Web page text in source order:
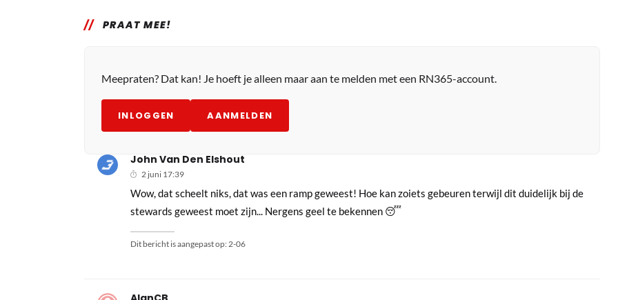
PRAAT MEE!
Meepraten? Dat kan! Je hoeft je alleen maar aan te melden met een RN365-account.
INLOGGEN AANMELDEN
John Van Den Elshout
2 juni 17:39
Wow, dat scheelt niks, dat was een ramp geweest! Hoe kan zoiets gebeuren terwijl dit duidelijk bij de
stewards geweest moet zijn... Nergens geel te bekennen 😴
Dit bericht is aangepast op:2-06